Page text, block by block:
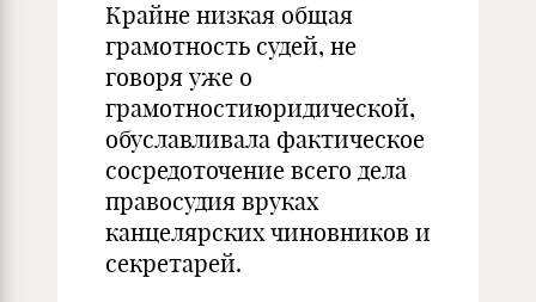
Крайне низкая общая
грамотность судей, не
говоря уже о
грамотностиюридической,
обуславливала фактическое
сосредоточение всего дела
правосудия вруках
канцелярских чиновников и
секретарей.